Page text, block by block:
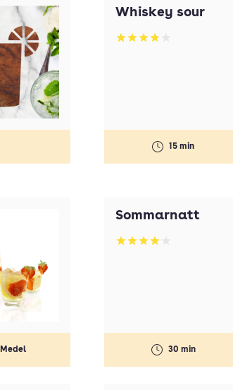
Whiskey sour
Betyg: 3.86 av 5
15 min
Medel
Sommarnatt
Betyg: 4.05 av 5
30 min